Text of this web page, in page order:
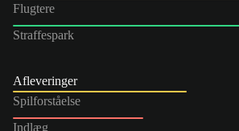
Flugtere
Straffespark
Afleveringer
Spilforståelse
Indlæg